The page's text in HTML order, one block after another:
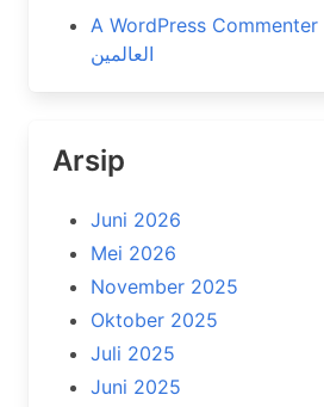
A WordPress Commenter
العالمين
Arsip
Juni 2026
Mei 2026
November 2025
Oktober 2025
Juli 2025
Juni 2025